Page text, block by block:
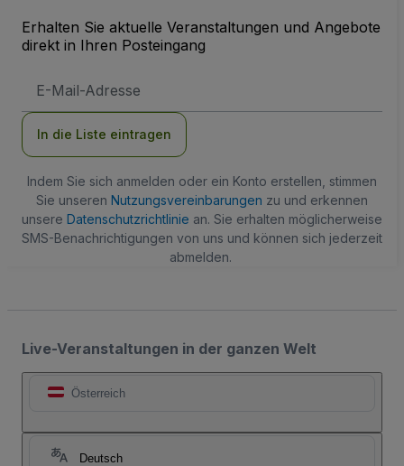
Erhalten Sie aktuelle Veranstaltungen und Angebote
direkt in Ihren Posteingang
Mail-
In die Liste eintragen
Indem Sie sich anmelden oder ein Konto erstellen, stimmen
Sie unseren Nutzungsvereinbarungen zu und erkennen
unsere Datenschutzrichtlinie an. Sie erhalten möglicherweise
SMS-Benachrichtigungen von uns und können sich jederzeit
abmelden.
Live-Veranstaltungen in der ganzen Welt
Österreich
Deutsch